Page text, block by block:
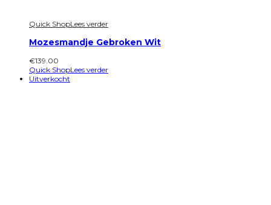
Quick ShopLees verder
Mozesmandje Gebroken Wit
€139.00
Quick ShopLees verder
Uitverkocht